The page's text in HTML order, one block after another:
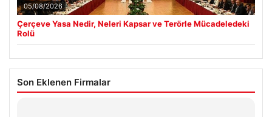
05/08/2026
Çerçeve Yasa Nedir, Neleri Kapsar ve Terörle Mücadeledeki
Rolü
Son Eklenen Firmalar